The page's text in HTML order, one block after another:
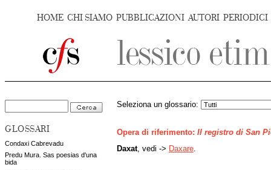
HOME CHI SIAMO PUBBLICAZIONI AUTORI PERIODICI
GLOSSARI
Condaxi Cabrevadu
Predu Mura. Sas poesias d'una
bida
Seleziona un glossario:
Opera di riferimento: Il registro di San
Daxat, vedi -> Daxare